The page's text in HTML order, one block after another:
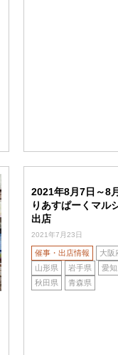
2021年8月7日～8
りあすぱーくマル
出店
2021年7月23日
催事・出店情報
大阪
山形県
岩手県
愛
秋田県
青森県